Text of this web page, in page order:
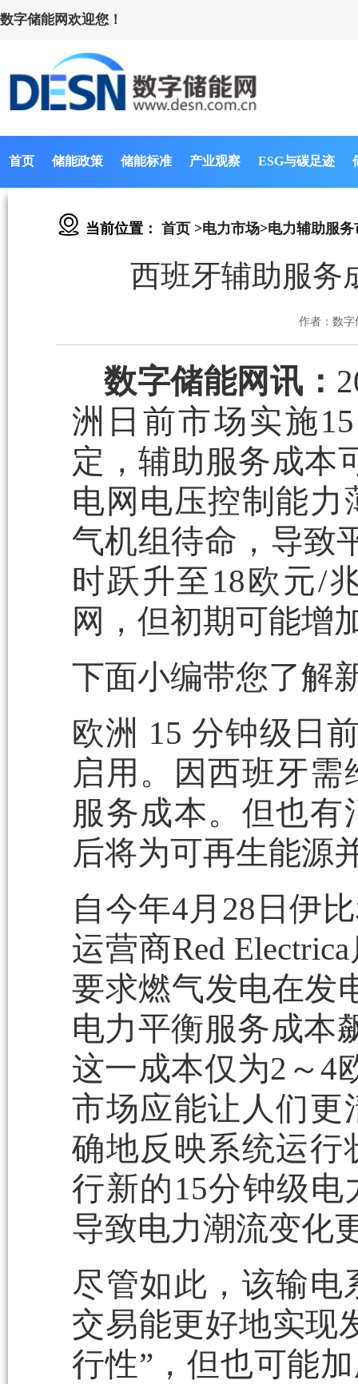
数字储能网欢迎您！
首页 储能政策 储能标准 产业观察 ESG与碳足迹
当前位置： 首页 >电力市场>电力辅助服务
西班牙辅助服务
作者：数字
数字储能网讯：
洲日前市场实施
定，辅助服务成本
电网电压控制能
气机组待命，导致
时跃升至18欧元/
网，但初期可能增
下面小编带您了解
欧洲 15 分钟级日
启用。因西班牙
服务成本。但也
后将为可再生能源
自今年4月28日伊
运营商Red
要求燃气发电在发
电力平衡服务成本
这一成本仅为2～4
市场应能让人们更
确地反映系统运行
行新的15分钟级
导致电力潮流变化
尽管如此，该输电
交易能更好地实现
行性”，但也可能